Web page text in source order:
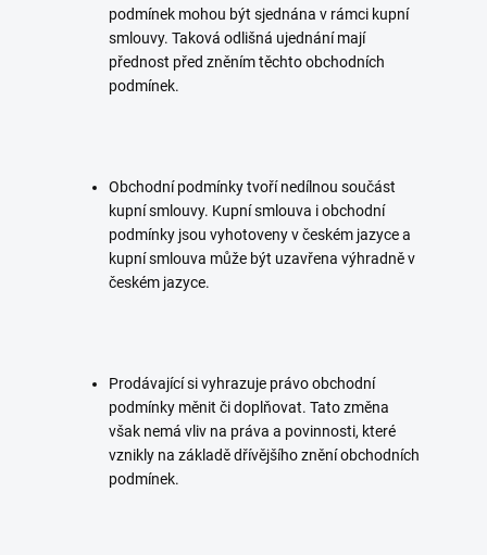
podmínek mohou být sjednána v rámci kupní
smlouvy. Taková odlišná ujednání mají
přednost před zněním těchto obchodních
podmínek.
Obchodní podmínky tvoří nedílnou součást
kupní smlouvy. Kupní smlouva i obchodní
podmínky jsou vyhotoveny v českém jazyce a
kupní smlouva může být uzavřena výhradně v
českém jazyce.
Prodávající si vyhrazuje právo obchodní
podmínky měnit či doplňovat. Tato změna
však nemá vliv na práva a povinnosti, které
vznikly na základě dřívějšího znění obchodních
podmínek.